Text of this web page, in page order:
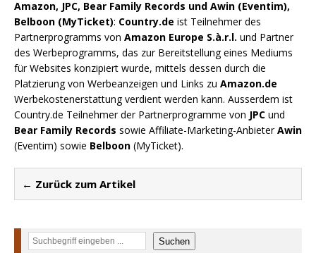
Amazon, JPC, Bear Family Records und Awin (Eventim),
Belboon (MyTicket): Country.de ist Teilnehmer des
Partnerprogramms von Amazon Europe S.à.r.l. und Partner
des Werbeprogramms, das zur Bereitstellung eines Mediums
für Websites konzipiert wurde, mittels dessen durch die
Platzierung von Werbeanzeigen und Links zu Amazon.de
Werbekostenerstattung verdient werden kann. Ausserdem ist
Country.de Teilnehmer der Partnerprogramme von JPC und
Bear Family Records sowie Affiliate-Marketing-AnbieterAwin
(Eventim) sowie Belboon (MyTicket).
← Zurück zum Artikel
Suchen Suchen